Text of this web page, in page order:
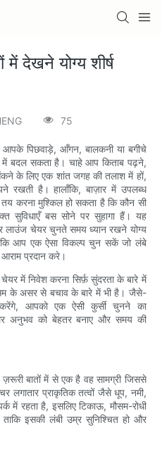
देखने योग्य शीर्ष
75
पिछवाड़े, आँगन, बालकनी या बगीचे
बदल सकता है। चाहे आप किताब पढ़ने,
के लिए एक शांत जगह की तलाश में हों,
रखती है। हालाँकि, बाज़ार में उपलब्ध
करना मुश्किल हो सकता है कि कौन सी
सुविधाएँ बस सोने पर सुहागा हैं। यह
लाउंज चेयर चुनते समय ध्यान रखने योग्य
आप एक ऐसा विकल्प चुन सकें जो लंबे
प्रदान करे।
में निवेश करना सिर्फ़ सुंदरता के बारे में
के असर से बचाव के बारे में भी है। जैसे-
आपको एक ऐसी कुर्सी चुनने का
अनुभव को बेहतर बनाए और समय की
बातों में से एक है वह सामग्री जिससे
लगातार प्राकृतिक तत्वों जैसे धूप, नमी,
में रहता है, इसलिए टिकाऊ, मौसम-रोधी
इसकी लंबी उम्र सुनिश्चित हो और